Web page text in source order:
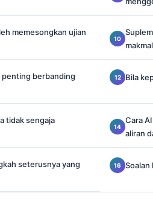
memesongkan ujian
penting berbanding
Bila
tidak sengaja
Cara
aliran
seterusnya yang
Soalan